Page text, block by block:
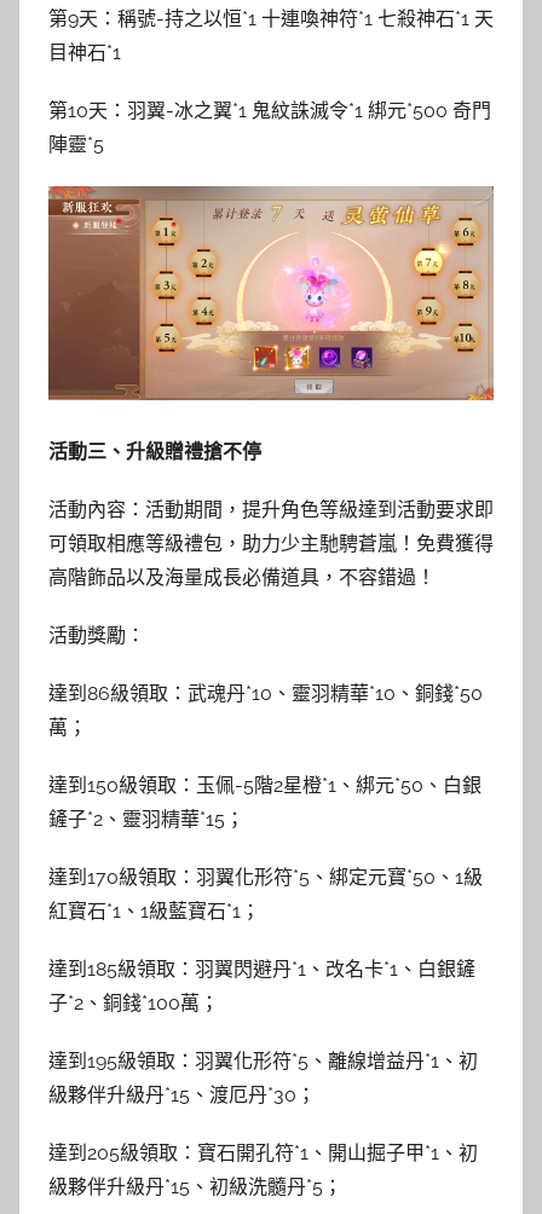
第9天：稱號-持之以恒*1 十連喚神符*1 七殺神石*1 天
目神石*1
第10天：羽翼-冰之翼*1 鬼紋誅滅令*1 綁元*500 奇門
陣靈*5
活動三、升級贈禮搶不停
活動內容：活動期間，提升角色等級達到活動要求即
可領取相應等級禮包，助力少主馳騁蒼嵐！免費獲得
高階飾品以及海量成長必備道具，不容錯過！
活動獎勵：
達到86級領取：武魂丹*10、靈羽精華*10、銅錢*50
萬；
達到150級領取：玉佩-5階2星橙*1、綁元*50、白銀
鏟子*2、靈羽精華*15；
達到170級領取：羽翼化形符*5、綁定元寶*50、1級
紅寶石*1、1級藍寶石*1；
達到185級領取：羽翼閃避丹*1、改名卡*1、白銀鏟
子*2、銅錢*100萬；
達到195級領取：羽翼化形符*5、離線增益丹*1、初
級夥伴升級丹*15、渡厄丹*30；
達到205級領取：寶石開孔符*1、開山掘子甲*1、初
級夥伴升級丹*15、初級洗髓丹*5；